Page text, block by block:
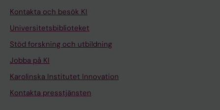
Kontakta och besök KI
Universitetsbiblioteket
Stöd forskning och utbildning
Jobba på KI
Karolinska Institutet Innovation
Kontakta presstjänsten